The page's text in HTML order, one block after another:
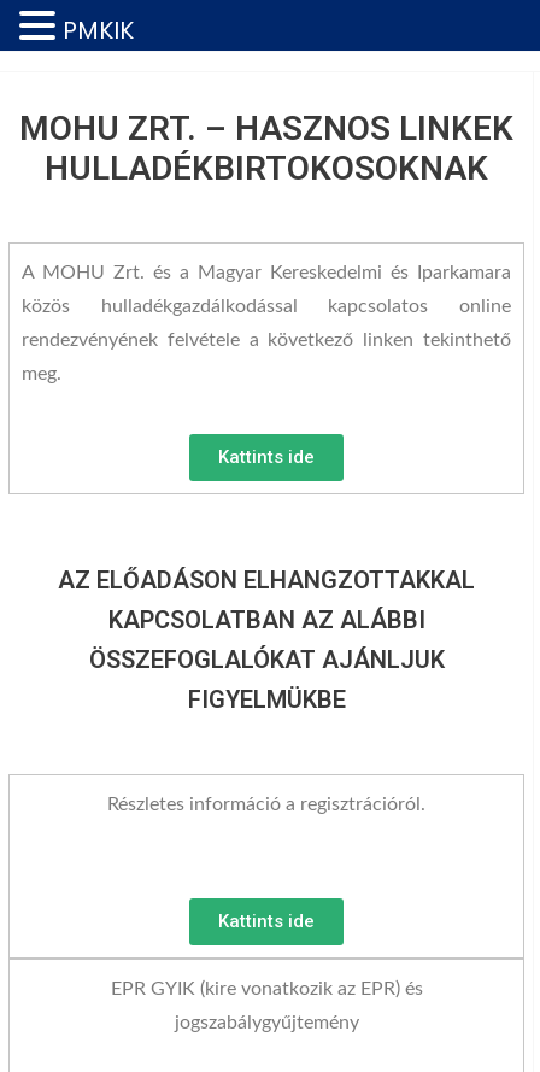
MOHU ZRT. – HASZNOS LINKEK
HULLADÉKBIRTOKOSOKNAK
A MOHU Zrt. és a Magyar Kereskedelmi és Iparkamara
közös hulladékgazdálkodással kapcsolatos online
rendezvényének felvétele a következő linken tekinthető
meg.
Kattints ide
AZ ELŐADÁSON ELHANGZOTTAKKAL
KAPCSOLATBAN AZ ALÁBBI
ÖSSZEFOGLALÓKAT AJÁNLJUK
FIGYELMÜKBE
Részletes információ a regisztrációról.
Kattints ide
EPR GYIK (kire vonatkozik az EPR) és
jogszabálygyűjtemény
PMKIK